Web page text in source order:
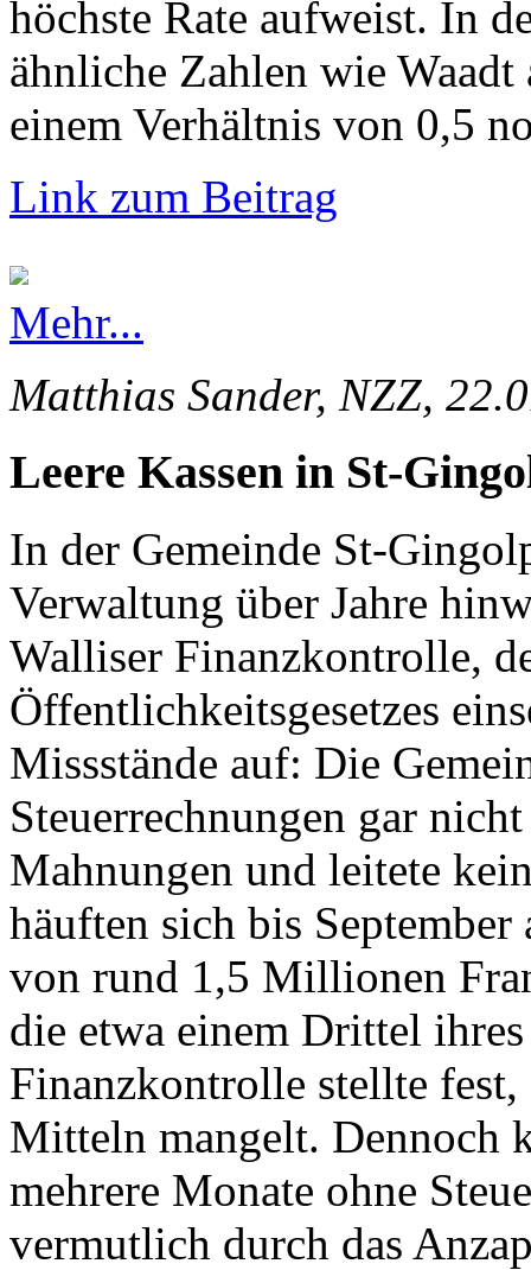
höchste Rate aufweist. In
ähnliche Zahlen wie
einem Verhältnis von 0,5
Link zum Beitrag
Mehr...
Matthias Sander, NZZ,
Leere Kassen in St-
In der Gemeinde St-
Verwaltung über Jahre
Walliser Finanzkontrolle,
Öffentlichkeitsgesetzes
Missstände auf: Die
Steuerrechnungen gar
Mahnungen und leitete
häuften sich bis September
von rund 1,5 Millionen
die etwa einem Drittel
Finanzkontrolle stellte
Mitteln mangelt. Dennoch
mehrere Monate ohne
vermutlich durch das